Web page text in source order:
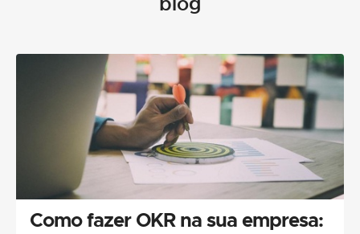
Como fazer OKR na sua empresa: